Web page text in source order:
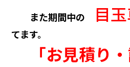
また期間中の
目
てます。
「お見積り